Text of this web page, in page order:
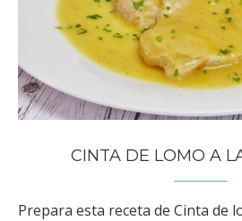
CINTA DE LOMO A
Prepara esta receta de Cinta de